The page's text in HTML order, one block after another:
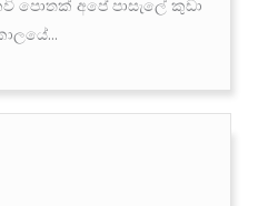
පොතක් අපේ පාසැලේ කුඩා